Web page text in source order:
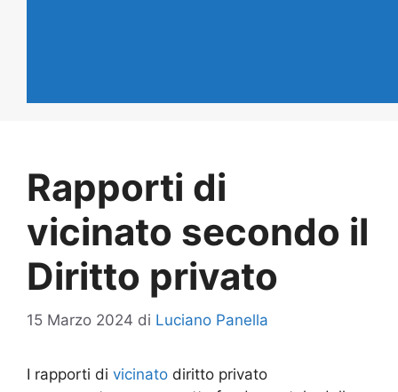
Rapporti di
vicinato secondo il
Diritto privato
15 Marzo 2024 di Luciano Panella
I rapporti di vicinato diritto privato